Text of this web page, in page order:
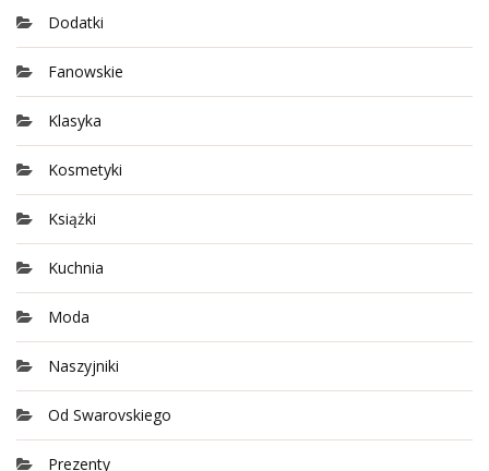
Dodatki
Fanowskie
Klasyka
Kosmetyki
Książki
Kuchnia
Moda
Naszyjniki
Od Swarovskiego
Prezenty